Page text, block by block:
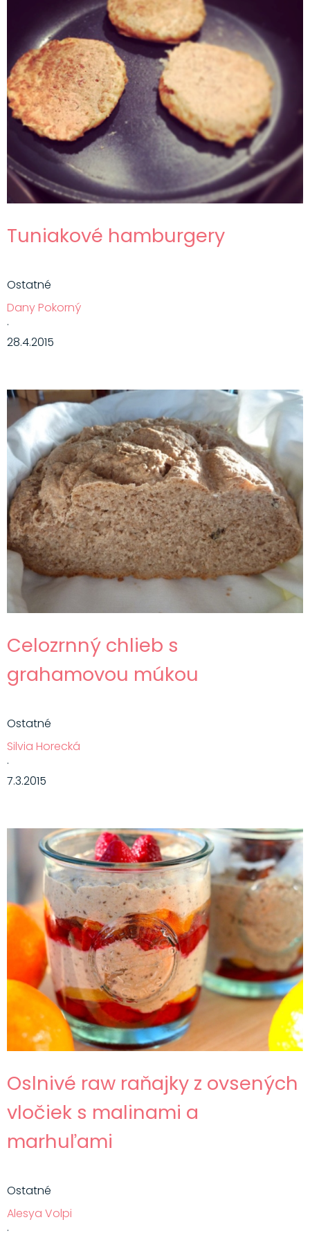
Tuniakové hamburgery
Ostatné
Dany Pokorný
·
28.4.2015
Celozrnný chlieb s
grahamovou múkou
Ostatné
Silvia Horecká
·
7.3.2015
Oslnivé raw raňajky z ovsených
vločiek s malinami a
marhuľami
Ostatné
Alesya Volpi
·